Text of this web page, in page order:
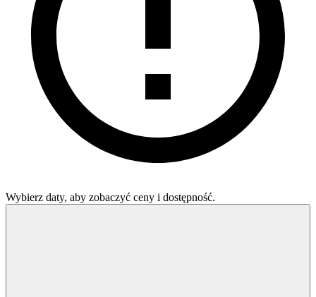
Wybierz daty, aby zobaczyć ceny i dostępność.